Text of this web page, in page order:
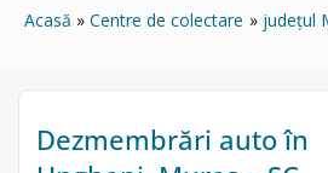
Acasă Centre de colectare județul
Dezmembrări auto în